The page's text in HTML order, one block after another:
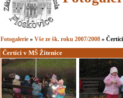
Fotogalerie »Vše ze šk. roku 2007/2008 »
Čertíci v MŠ Žitenice